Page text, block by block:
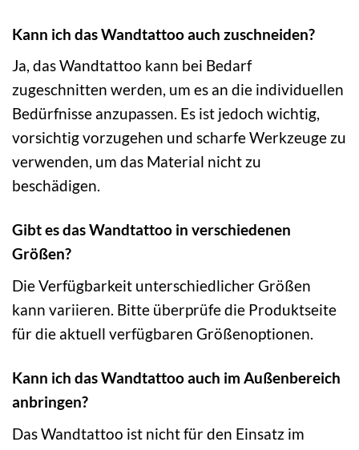
Kann ich das Wandtattoo auch zuschneiden?
Ja, das Wandtattoo kann bei Bedarf
zugeschnitten werden, um es an die individuellen
Bedürfnisse anzupassen. Es ist jedoch wichtig,
vorsichtig vorzugehen und scharfe Werkzeuge zu
verwenden, um das Material nicht zu
beschädigen.
Gibt es das Wandtattoo in verschiedenen
Größen?
Die Verfügbarkeit unterschiedlicher Größen
kann variieren. Bitte überprüfe die Produktseite
für die aktuell verfügbaren Größenoptionen.
Kann ich das Wandtattoo auch im Außenbereich
anbringen?
Das Wandtattoo ist nicht für den Einsatz im